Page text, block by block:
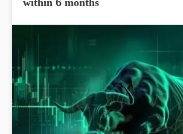
within 6 months